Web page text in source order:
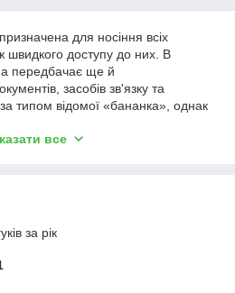
для носіння всіх
швидкого доступу до них. В
передбачає ще й
засобів зв'язку та
за типом відомої «бананка», однак
широке застосування у
сумка
все
за рік